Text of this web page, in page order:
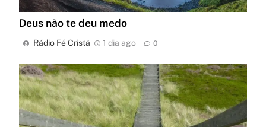
Deus não te deu medo
Rádio Fé Cristã 1 dia ago 0